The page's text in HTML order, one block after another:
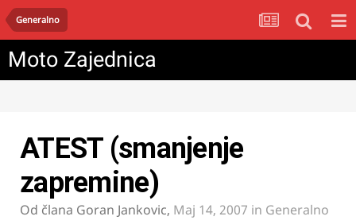
Generalno
Moto Zajednica
ATEST (smanjenje
zapremine)
Od člana Goran Jankovic, Maj 14, 2007 in Generalno